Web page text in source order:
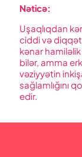
Nəticə:
Uşaqlıqdan
ciddi və
kənar
bilər, amma
vəziyyətin
sağlamlığını
edir.